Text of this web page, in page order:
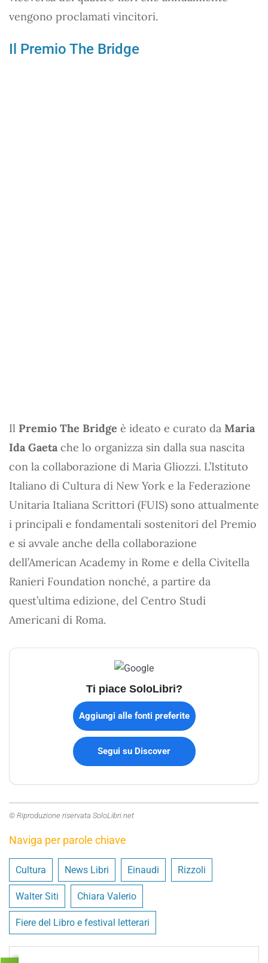
vengono proclamati vincitori.
Il Premio The Bridge
Il Premio The Bridge è ideato e curato da Maria
Ida Gaeta che lo organizza sin dalla sua nascita
con la collaborazione di Maria Gliozzi. L’Istituto
Italiano di Cultura di New York e la Federazione
Unitaria Italiana Scrittori (FUIS) sono attualmente
i principali e fondamentali sostenitori del Premio
e si avvale anche della collaborazione
dell’American Academy in Rome e della Civitella
Ranieri Foundation nonché, a partire da
quest’ultima edizione, del Centro Studi
Americani di Roma.
Ti piace SoloLibri?
Aggiungi alle fonti preferite
Segui su Discover
© Riproduzione riservata SoloLibri.net
Naviga per parole chiave
Cultura News Libri Einaudi Rizzoli
Walter Siti Chiara Valerio
Fiere del Libro e festival letterari